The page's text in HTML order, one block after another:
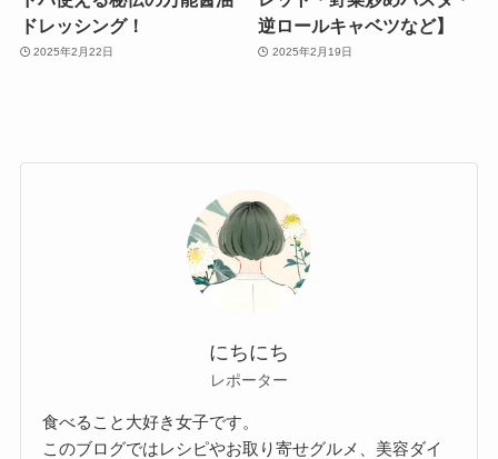
ドレッシング！
2025年2月22日
逆ロールキャベツなど】
2025年2月19日
にちにち
レポーター
食べること大好き女子です。
このブログではレシピやお取り寄せグルメ、美容ダイ